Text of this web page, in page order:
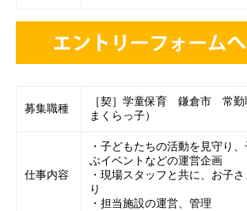
募集職種
［契］学童保育 鎌倉市 常勤
まくらっ子）
仕事内容
・子どもたちの活動を見守り
ぶイベントなどの運営企画
・現場スタッフと共に、お子
り
・担当施設の運営、管理